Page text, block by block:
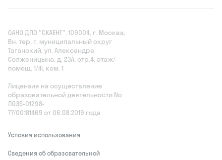
ОАНО ДПО "СКАЕНГ", 109004, г. Москва,
Вн. тер. г. муниципальный округ
Таганский, ул. Александра
Солженицына, д. 23А, стр.4, этаж/
помещ. 1/III, ком. 1
Лицензия на осуществление
образовательной деятельности No
Л035‑01298-
77/00181469 от 06.08.2019 года
Условия использования
Сведения об образовательной